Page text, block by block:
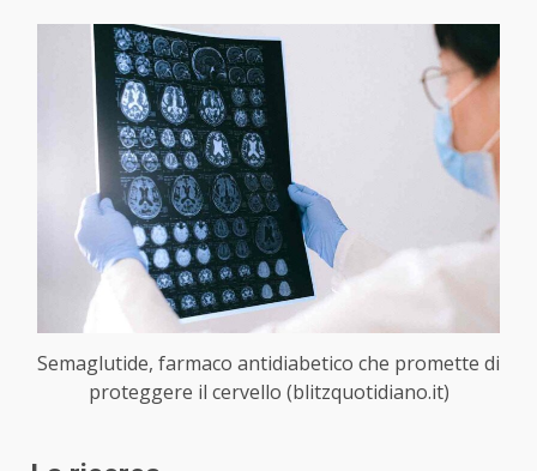
Semaglutide, farmaco antidiabetico che promette di
proteggere il cervello (blitzquotidiano.it)